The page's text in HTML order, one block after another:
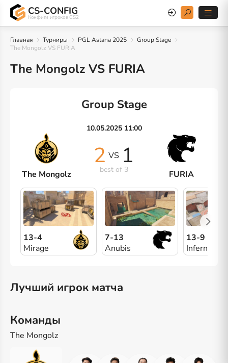
CS-CONFIG
Конфиги игроков CS2
Главная Турниры PGL Astana 2025
Group Stage
The Mongolz VS FURIA
The Mongolz VS FURIA
Group Stage
10.05.2025 11:00
The Mongolz
2 VS 1
best of 3 FURIA
13-4
Mirage
7-13
Anubis
13-9
Inferno
Лучший игрок матча
Команды
The Mongolz